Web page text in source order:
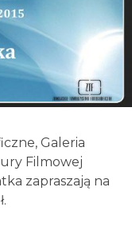
Galeria
Filmowej
zapraszają na